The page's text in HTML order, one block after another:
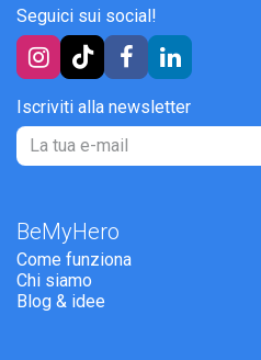
Seguici sui social!
Iscriviti alla newsletter
BeMyHero
Come funziona
Chi siamo
Blog & idee